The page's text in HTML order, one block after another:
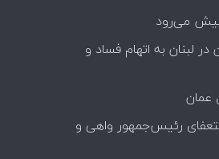
پیش می‌رود
لبنان به اتهام فساد و
عمان
رئیس‌جمهور واهی و